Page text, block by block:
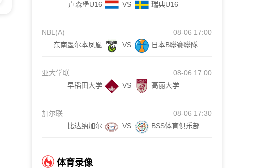
卢森堡U16
VS 瑞典U16
NBL(A)
08-06 17:00
东南墨尔本凤凰
VS 日本B聯賽聯隊
亚大学联
08-06 17:00
早稻田大学
VS 高丽大学
加尔联
08-06 17:30
比达纳加尔
VS BSS体育俱乐部
体育录像